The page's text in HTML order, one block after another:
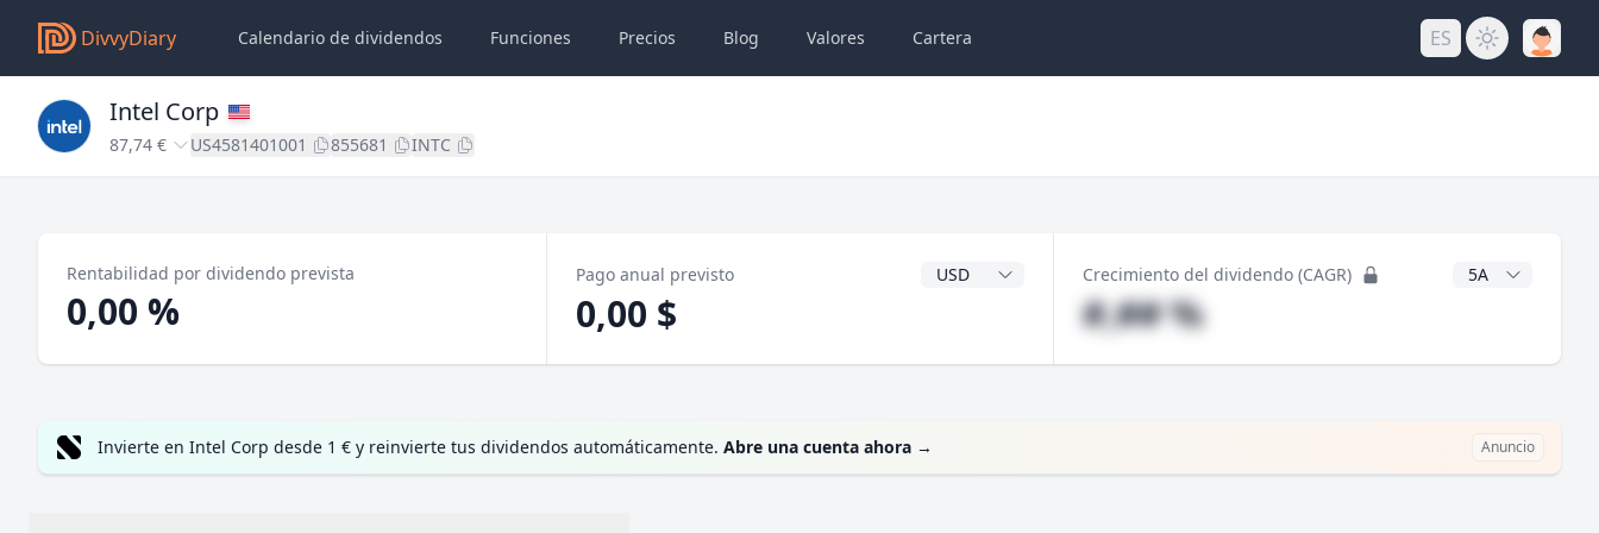
DivvyDiary Calendario de dividendos Funciones Precios Blog Valores Cartera ES
Intel Corp
87,74 € US4581401001 855681 INTC
Rentabilidad por dividendo prevista
0,00 %
Pago anual previsto Divisa del dividendo
0,00 $
Crecimiento del dividendo (CAGR) Años CAGR
#,## %
Invierte en Intel Corp desde 1 € y reinvierte tus dividendos automáticamente. Abre una cuenta ahora → Anuncio